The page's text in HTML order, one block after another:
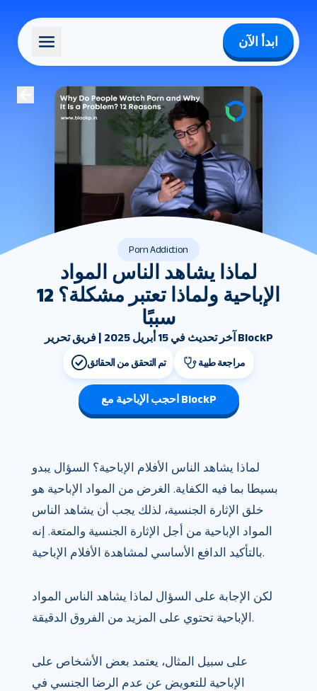
ابدأ الآن
Porn Addiction
لماذا يشاهد الناس المواد
الإباحية ولماذا تعتبر مشكلة؟ 12
سببًا
آخر تحديث في 15 أبريل 2025 | فريق تحرير BlockP
تم التحقق من الحقائق مراجعة طبية
احجب الإباحية مع BlockP
لماذا يشاهد الناس الأفلام الإباحية؟ السؤال يبدو
بسيطا بما فيه الكفاية. الغرض من المواد الإباحية هو
خلق الإثارة الجنسية، لذلك يجب أن يشاهد الناس
المواد الإباحية من أجل الإثارة الجنسية والمتعة. إنه
بالتأكيد الدافع الأساسي لمشاهدة الأفلام الإباحية.
لكن الإجابة على السؤال لماذا يشاهد الناس المواد
الإباحية تحتوي على المزيد من الفروق الدقيقة.
على سبيل المثال، يعتمد بعض الأشخاص على
الإباحية للتعويض عن عدم الرضا الجنسي في